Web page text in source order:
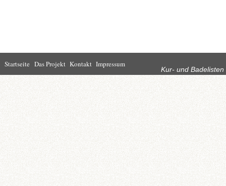
Startseite
Leben in Bad
Homburg
Rathaus
Kultur Wirtschaft
Kur und
Tourismus
Kur- und Badelisten
Startseite Das Projekt Kontakt Impressum